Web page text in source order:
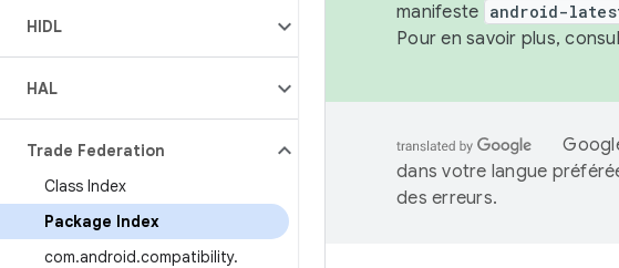
HIDL
HAL
Trade Federation
Class Index
Package Index
com.android.compatibility.
manifeste android-
Pour en savoir plus,
dans votre langue
des erreurs.